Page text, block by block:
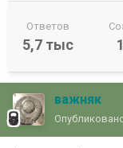
Ответов
5,7 тыс
важняк